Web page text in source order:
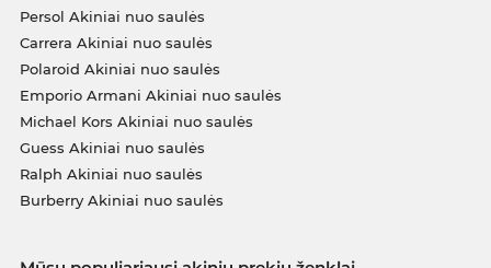
Persol Akiniai nuo saulės
Carrera Akiniai nuo saulės
Polaroid Akiniai nuo saulės
Emporio Armani Akiniai nuo saulės
Michael Kors Akiniai nuo saulės
Guess Akiniai nuo saulės
Ralph Akiniai nuo saulės
Burberry Akiniai nuo saulės